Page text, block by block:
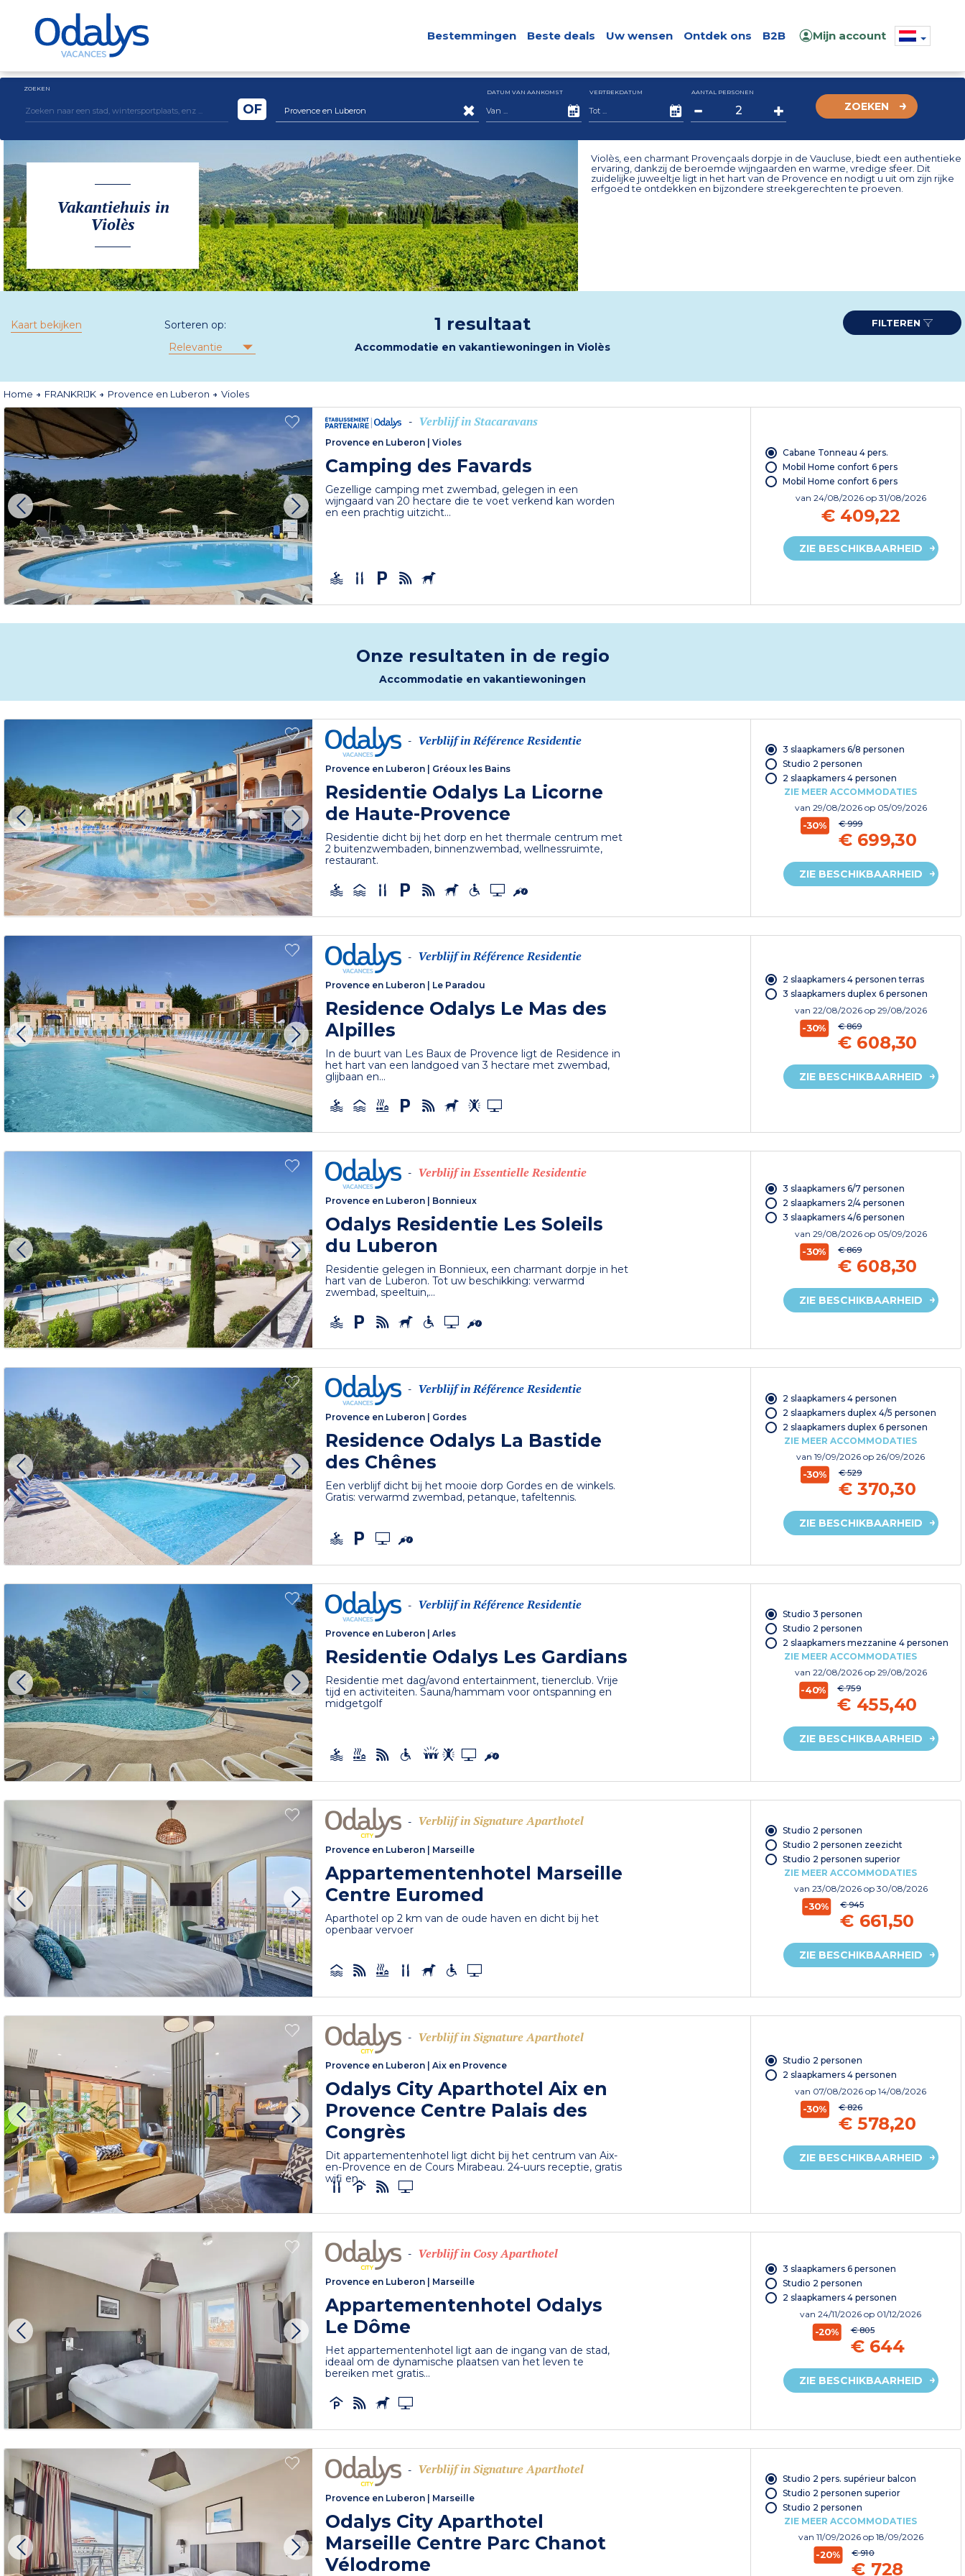
Bestemmingen Beste deals Uw wensen Ontdek ons B2B Mijn account
ZOEKEN
Provence en Luberon
OF
DATUM VAN AANKOMST VERTREKDATUM AANTAL PERSONEN
ZOEKEN
Vakantiehuis in
Violès
Violès, een charmant Provençaals dorpje in de Vaucluse, biedt een authentieke
ervaring, dankzij de beroemde wijngaarden en warme, vredige sfeer. Dit
zuidelijke juweeltje ligt in het hart van de Provence en nodigt u uit om zijn rijke
erfgoed te ontdekken en bijzondere streekgerechten te proeven.
Kaart bekijken
Sorteren op:
Relevantie
1 resultaat
Accommodatie en vakantiewoningen in Violès
FILTEREN
Home FRANKRIJK Provence en Luberon Violes
- Verblijf in Stacaravans
Provence en Luberon |Violes
Camping des Favards
Gezellige camping met zwembad, gelegen in een
wijngaard van 20 hectare die te voet verkend kan worden
en een prachtig uitzicht...
Cabane Tonneau 4 pers.
Mobil Home confort 6 pers
Mobil Home confort 6 pers
van 24/08/2026 op 31/08/2026
€ 409,22
ZIE BESCHIKBAARHEID
Onze resultaten in de regio
Accommodatie en vakantiewoningen
- Verblijf in Référence Residentie
Provence en Luberon Gréoux les Bains
Residentie Odalys La Licorne
de Haute-Provence
Residentie dicht bij het dorp en het thermale centrum met
2 buitenzwembaden, binnenzwembad, wellnessruimte,
restaurant.
3 slaapkamers 6/8 personen
Studio 2 personen
2 slaapkamers 4 personen
ZIE MEER ACCOMMODATIES
van 29/08/2026 op 05/09/2026
-30% € 999
€ 699,30
ZIE BESCHIKBAARHEID
- Verblijf in Référence Residentie
Provence en Luberon Le Paradou
Residence Odalys Le Mas des
Alpilles
In de buurt van Les Baux de Provence ligt de Residence in
het hart van een landgoed van 3 hectare met zwembad,
glijbaan en...
2 slaapkamers 4 personen terras
3 slaapkamers duplex 6 personen
van 22/08/2026 op 29/08/2026
-30% € 869
€ 608,30
ZIE BESCHIKBAARHEID
- Verblijf in Essentielle Residentie
Provence en Luberon Bonnieux
Odalys Residentie Les Soleils
du Luberon
Residentie gelegen in Bonnieux, een charmant dorpje in het
hart van de Luberon. Tot uw beschikking: verwarmd
zwembad, speeltuin,...
3 slaapkamers 6/7 personen
2 slaapkamers 2/4 personen
3 slaapkamers 4/6 personen
van 29/08/2026 op 05/09/2026
-30% € 869
€ 608,30
ZIE BESCHIKBAARHEID
- Verblijf in Référence Residentie
Provence en Luberon Gordes
Residence Odalys La Bastide
des Chênes
Een verblijf dicht bij het mooie dorp Gordes en de winkels.
Gratis: verwarmd zwembad, petanque, tafeltennis.
2 slaapkamers 4 personen
2 slaapkamers duplex 4/5 personen
2 slaapkamers duplex 6 personen
ZIE MEER ACCOMMODATIES
van19/09/2026op 26/09/2026
-30% € 529
€ 370,30
ZIE BESCHIKBAARHEID
- Verblijf in Référence Residentie
Provence en Luberon |Arles
Residentie Odalys Les Gardians
Residentie met dag/avond entertainment, tienerclub. Vrije
tijd en activiteiten. Sauna/hammam voor ontspanning en
midgetgolf
Studio 3 personen
Studio 2 personen
2 slaapkamers mezzanine 4 personen
ZIE MEER ACCOMMODATIES
van 22/08/2026 op 29/08/2026
-40% € 759
€ 455,40
ZIE BESCHIKBAARHEID
- Verblijf in Signature Aparthotel
Provence en Luberon | Marseille
Appartementenhotel Marseille
Centre Euromed
Aparthotel op 2 km van de oude haven en dicht bij het
openbaar vervoer
Studio 2 personen
Studio 2 personen zeezicht
Studio 2 personen superior
ZIE MEER ACCOMMODATIES
van 23/08/2026 op 30/08/2026
-30% € 945
€ 661,50
ZIE BESCHIKBAARHEID
- Verblijf in Signature Aparthotel
Provence en Luberon |Aix en Provence
Odalys City Aparthotel Aix en
Provence Centre Palais des
Congrès
Dit appartementenhotel ligt dicht bij het centrum van Aix-
en-Provence en de Cours Mirabeau. 24-uurs receptie, gratis
wifi en...
Studio 2 personen
2 slaapkamers 4 personen
van 07/08/2026op 14/08/2026
-30% € 826
€ 578,20
ZIE BESCHIKBAARHEID
- Verblijf in Cosy Aparthotel
Provence en Luberon Marseille
Appartementenhotel Odalys
Le Dôme
Het appartementenhotel ligt aan de ingang van de stad,
ideaal om de dynamische plaatsen van het leven te
bereiken met gratis...
3 slaapkamers 6 personen
Studio 2 personen
2 slaapkamers 4 personen
van24/11/2026op 01/12/2026
-20% € 805
€ 644
ZIE BESCHIKBAARHEID
- Verblijf in Signature Aparthotel
Provence en Luberon Marseille
Odalys City Aparthotel
Marseille Centre Parc Chanot
Vélodrome
Studio 2 pers. supérieur balcon
Studio 2 personen superior
Studio 2 personen
ZIE MEER ACCOMMODATIES
van 11/09/2026 op 18/09/2026
-20% € 910
€ 728